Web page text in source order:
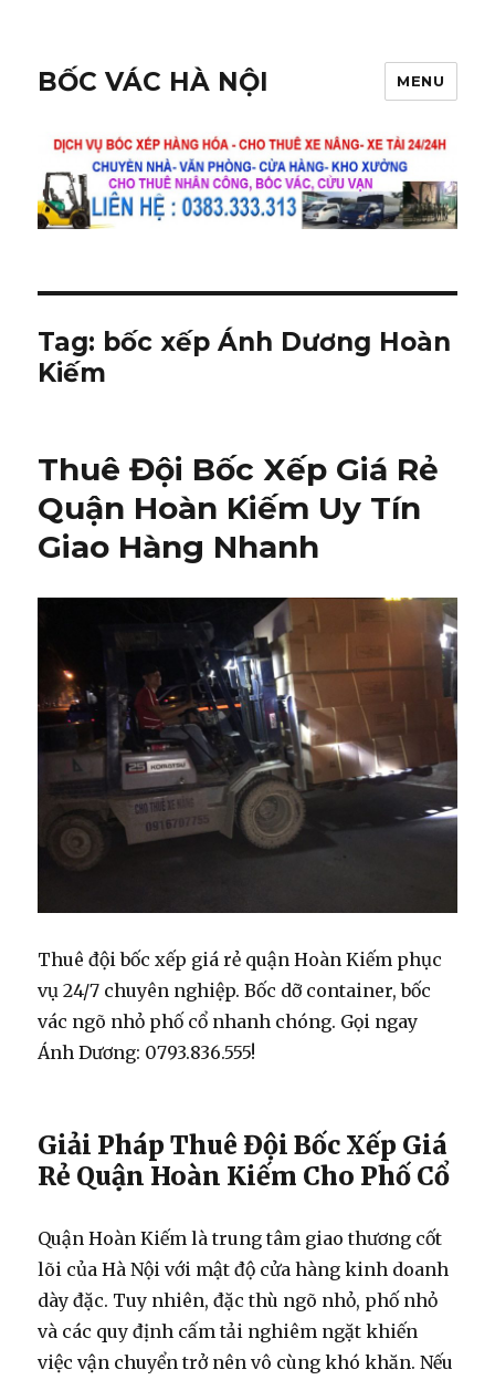
BỐC VÁC HÀ NỘI MENU
Tag: bốc xếp Ánh Dương Hoàn
Kiếm
Thuê Đội Bốc Xếp Giá Rẻ
Quận Hoàn Kiếm Uy Tín
Giao Hàng Nhanh
Thuê đội bốc xếp giá rẻ quận Hoàn Kiếm phục
vụ 24/7 chuyên nghiệp. Bốc dỡ container, bốc
vác ngõ nhỏ phố cổ nhanh chóng. Gọi ngay
Ánh Dương: 0793.836.555!
Giải Pháp Thuê Đội Bốc Xếp Giá
Rẻ Quận Hoàn Kiếm Cho Phố Cổ
Quận Hoàn Kiếm là trung tâm giao thương cốt
lõi của Hà Nội với mật độ cửa hàng kinh doanh
dày đặc. Tuy nhiên, đặc thù ngõ nhỏ, phố nhỏ
và các quy định cấm tải nghiêm ngặt khiến
việc vận chuyển trở nên vô cùng khó khăn. Nếu